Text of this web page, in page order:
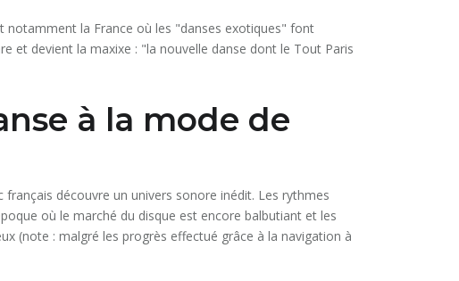
notamment la France où les "danses exotiques" font
et devient la maxixe : "la nouvelle danse dont le Tout Paris
à la mode de
découvre un univers sonore inédit. Les rythmes
où le marché du disque est encore balbutiant et les
(note : malgré les progrès effectué grâce à la navigation à